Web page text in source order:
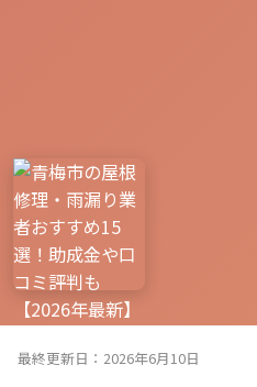
最終更新日：2026年6月10日